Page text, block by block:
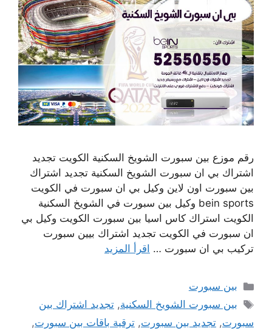
رقم موزع بين سبورت الشويخ السكنية الكويت تجديد
اشتراك بي ان سبورت الشويخ السكنية تجديد اشتراك
بين سبورت اون لاين وكيل بي ان سبورت في الكويت
bein sports وكيل بين سبورت في الشويخ السكنية
الكويت استراك كاس اسيا بين سبورت الكويت وكيل بي
ان سبورت في الكويت تجديد اشتراك بيين سبورت
تركيب بي ان سبورت … اقرأ المزيد
التصنيفات
بين سبورت
الوسوم
بين سبورت الشويخ السكنية,تجديد اشتراك بين
سبورت, تجديد بين سبورت, ترقية باقات بين سبورت,